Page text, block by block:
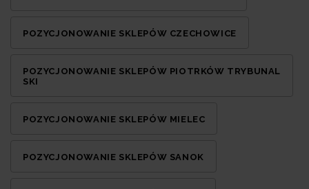
POZYCJONOWANIE SKLEPÓW CZECHOWICE
POZYCJONOWANIE SKLEPÓW PIOTRKÓW TRYBUNAL
SKI
POZYCJONOWANIE SKLEPÓW MIELEC
POZYCJONOWANIE SKLEPÓW SANOK